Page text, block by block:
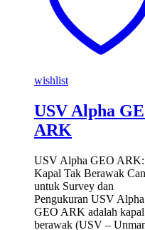
wishlist
USV Alpha
ARK
USV Alpha GEO ARK:
Kapal Tak Berawak
untuk Survey dan
Pengukuran USV Alpha
GEO ARK adalah
berawak (USV –